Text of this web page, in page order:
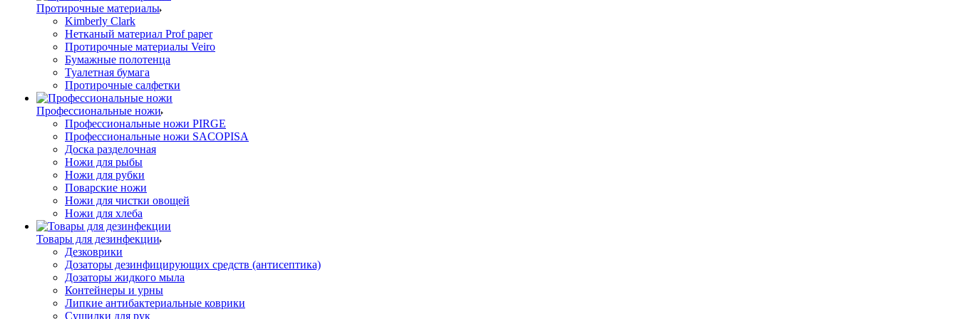
Протирочные материалы
Kimberly Clark
Нетканый материал Prof paper
Протирочные материалы Veiro
Бумажные полотенца
Туалетная бумага
Протирочные салфетки
Профессиональные ножи
Профессиональные ножи PIRGE
Профессиональные ножи SACOPISA
Доска разделочная
Ножи для рыбы
Ножи для рубки
Поварские ножи
Ножи для чистки овощей
Ножи для хлеба
Товары для дезинфекции
Дезковрики
Дозаторы дезинфицирующих средств (антисептика)
Дозаторы жидкого мыла
Контейнеры и урны
Липкие антибактериальные коврики
Сушилки для рук